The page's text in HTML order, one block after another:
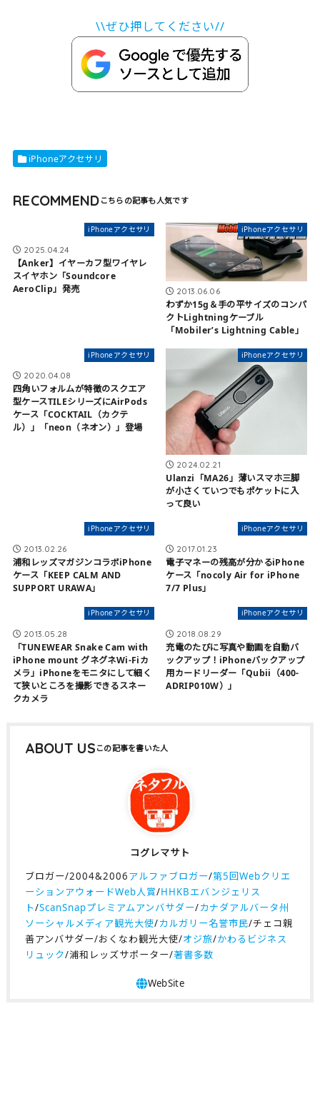
\\ぜひ押してください//
iPhoneアクセサリ
RECOMMEND
iPhoneアクセサリ
2025.04.24
【Anker】イヤーカフ型ワイヤレ
スイヤホン「Soundcore
AeroClip」発売
iPhoneアクセサリ
2013.06.06
わずか15g＆手の平サイズのコンパ
クトLightningケーブル
「Mobiler’s Lightning Cable」
iPhoneアクセサリ
2020.04.08
四角いフォルムが特徴のスクエア
型ケースTILEシリーズにAirPods
ケース「COCKTAIL（カクテ
ル）」「neon（ネオン）」登場
iPhoneアクセサリ
2024.02.21
Ulanzi「MA26」薄いスマホ三脚
が小さくていつでもポケットに入
って良い
iPhoneアクセサリ
2013.02.26
浦和レッズマガジンコラボiPhone
ケース「KEEP CALM AND
SUPPORT URAWA」
iPhoneアクセサリ
2017.01.23
電子マネーの残高が分かるiPhone
ケース「nocoly Air for iPhone
7/7 Plus」
iPhoneアクセサリ
2013.05.28
「TUNEWEAR Snake Cam with
iPhone mount グネグネWi-Fiカ
メラ」iPhoneをモニタにして細く
て狭いところを撮影できるスネー
クカメラ
iPhoneアクセサリ
2018.08.29
充電のたびに写真や動画を自動バ
ックアップ！iPhoneバックアップ
用カードリーダー「Qubii（400-
ADRIP010W）」
ABOUT US
コグレマサト
ブロガー/2004&2006アルファブロガー/第5回Webクリエ
ーションアウォードWeb人賞/HHKBエバンジェリス
ト/ScanSnapプレミアムアンバサダー/カナダアルバータ州
ソーシャルメディア観光大使/カルガリー名誉市民/チェコ親
善アンバサダー/おくなわ観光大使/オジ旅/かわるビジネス
リュック/浦和レッズサポーター/著書多数